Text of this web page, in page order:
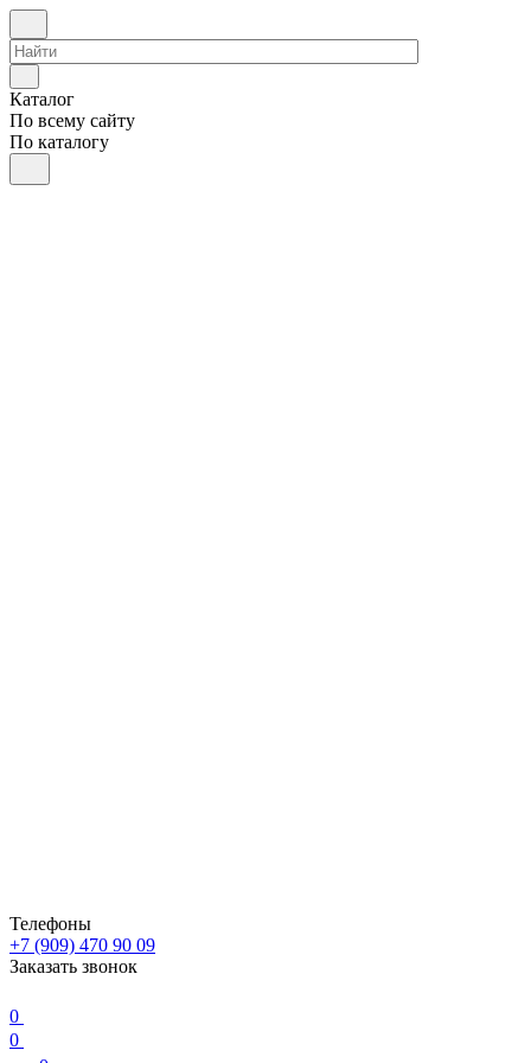
Каталог
По всему сайту
По каталогу
Телефоны
+7 (909) 470 90 09
Заказать звонок
0
0